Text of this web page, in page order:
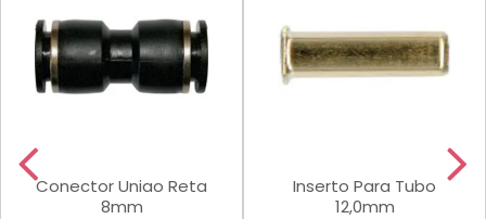
Conector Uniao Reta
8mm
Inserto Para Tubo
12,0mm